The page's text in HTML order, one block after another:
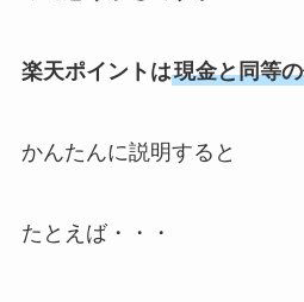
楽天ポイントは現金と同等
かんたんに説明すると
たとえば・・・